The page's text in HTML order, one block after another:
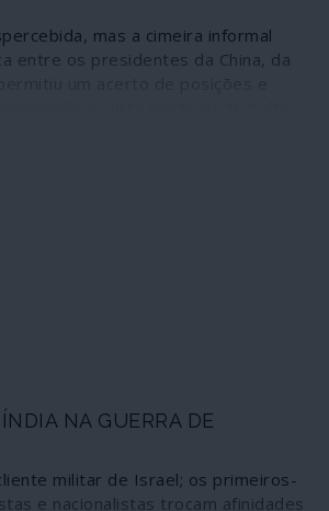
mas a cimeira informal
entre os presidentes da China, da
NA GUERRA DE
militar de Israel; os primeiros-
e nacionalistas trocam afinidades